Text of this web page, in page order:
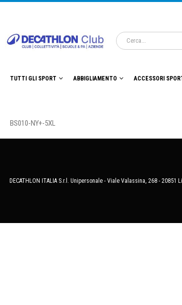
TUTTI GLI SPORT ABBIGLIAMENTO ACCESSORI
BS010-NY+-5XL
DECATHLON ITALIA S.r.l. Unipersonale - Viale Valassina, 268 - 20851